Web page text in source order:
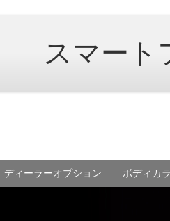
スマート
ディーラーオプション ボディカ